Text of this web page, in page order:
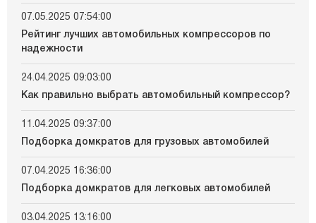
07.05.2025 07:54:00
Рейтинг лучших автомобильных компрессоров по
надежности
24.04.2025 09:03:00
Как правильно выбрать автомобильный компрессор?
11.04.2025 09:37:00
Подборка домкратов для грузовых автомобилей
07.04.2025 16:36:00
Подборка домкратов для легковых автомобилей
03.04.2025 13:16:00